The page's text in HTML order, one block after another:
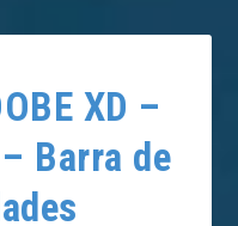
XD –
Barra de